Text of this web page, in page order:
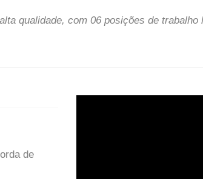
qualidade, com 06 posições de
de